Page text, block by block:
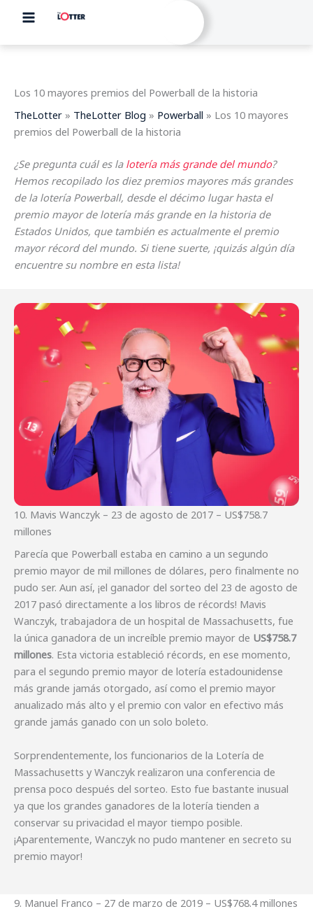
contenido
Los 10 mayores premios del Powerball de la historia
TheLotter » TheLotter Blog » Powerball » Los 10 mayores
premios del Powerball de la historia
¿Se pregunta cuál es la lotería más grande del mundo?
Hemos recopilado los diez premios mayores más grandes
de la lotería Powerball, desde el décimo lugar hasta el
premio mayor de lotería más grande en la historia de
Estados Unidos, que también es actualmente el premio
mayor récord del mundo. Si tiene suerte, ¡quizás algún día
encuentre su nombre en esta lista!
10. Mavis Wanczyk – 23 de agosto de 2017 – US$758.7
millones
Parecía que Powerball estaba en camino a un segundo
premio mayor de mil millones de dólares, pero finalmente no
pudo ser. Aun así, ¡el ganador del sorteo del 23 de agosto de
2017 pasó directamente a los libros de récords! Mavis
Wanczyk, trabajadora de un hospital de Massachusetts, fue
la única ganadora de un increíble premio mayor de US$758.7
millones. Esta victoria estableció récords, en ese momento,
para el segundo premio mayor de lotería estadounidense
más grande jamás otorgado, así como el premio mayor
anualizado más alto y el premio con valor en efectivo más
grande jamás ganado con un solo boleto.
Sorprendentemente, los funcionarios de la Lotería de
Massachusetts y Wanczyk realizaron una conferencia de
prensa poco después del sorteo. Esto fue bastante inusual
ya que los grandes ganadores de la lotería tienden a
conservar su privacidad el mayor tiempo posible.
¡Aparentemente, Wanczyk no pudo mantener en secreto su
premio mayor!
9. Manuel Franco – 27 de marzo de 2019 – US$768.4 millones